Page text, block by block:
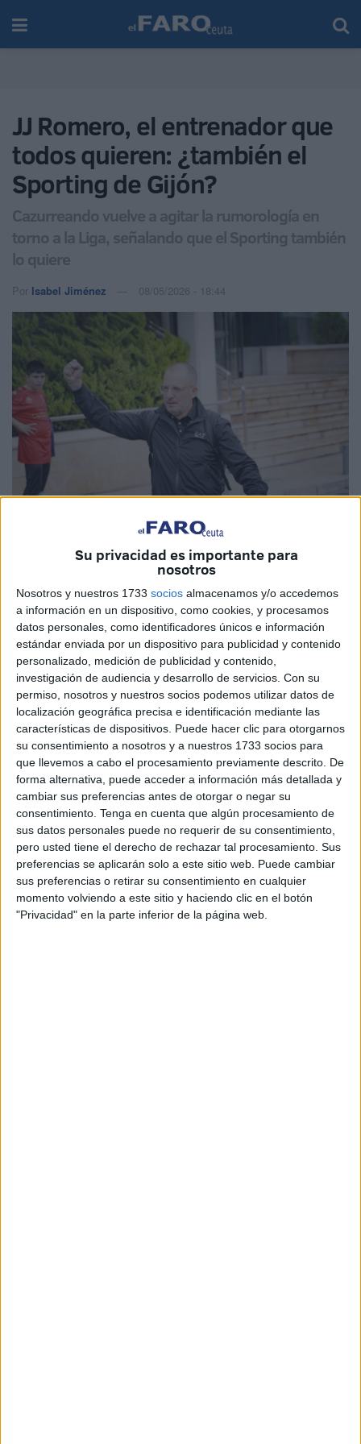
Su privacidad es importante para
nosotros
Nosotros y nuestros 1733 socios almacenamos y/o accedemos
a información en un dispositivo, como cookies, y procesamos
datos personales, como identificadores únicos e información
estándar enviada por un dispositivo para publicidad y contenido
personalizado, medición de publicidad y contenido,
investigación de audiencia y desarrollo de servicios. Con su
permiso, nosotros y nuestros socios podemos utilizar datos de
localización geográfica precisa e identificación mediante las
características de dispositivos. Puede hacer clic para otorgarnos
su consentimiento a nosotros y a nuestros 1733 socios para
que llevemos a cabo el procesamiento previamente descrito. De
forma alternativa, puede acceder a información más detallada y
cambiar sus preferencias antes de otorgar o negar su
consentimiento. Tenga en cuenta que algún procesamiento de
sus datos personales puede no requerir de su consentimiento,
pero usted tiene el derecho de rechazar tal procesamiento. Sus
preferencias se aplicarán solo a este sitio web. Puede cambiar
sus preferencias o retirar su consentimiento en cualquier
momento volviendo a este sitio y haciendo clic en el botón
"Privacidad" en la parte inferior de la página web.
JJ Romero, el entrenador que
todos quieren: ¿también el
Sporting de Gijón?
Cazurreando vuelve a agitar la rumorología en
torno a la Liga, señalando que el Sporting también
lo quiere
Por Isabel Jiménez 08/05/2026 - 18:44
Imagen de archivo
AJJ Romerolo quieren. Es el deseado de esta liga. Y es
que, el éxito deltécnico de la AD Ceutaha supuesto todo
un terremoto en laHypermotion.
Los rumoressobre sus‘pretendientes’no hacen más
que sucederse, ahora sobre todo que secalientan los
motores en la liga en busca de fichajes.
Ángel García, a través de su conocida cuenta
Cazurreando, ha continuado con esa cadena de rumores
que en muchas ocasiones terminan haciéndose realidad.
Dice García, queJJ Romero ya entra en las quinielas
del grupo Orleguipara llevar las riendas delReal
Sporting de Gijón.